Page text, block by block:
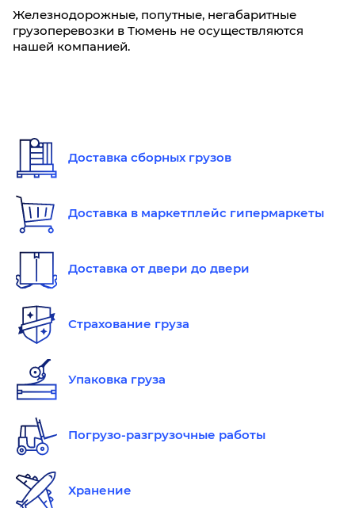
Железнодорожные, попутные, негабаритные
грузоперевозки в Тюмень не осуществляются
нашей компанией.
Доставка сборных грузов
Доставка в маркетплейс гипермаркеты
Доставка от двери до двери
Страхование груза
Упаковка груза
Погрузо-разгрузочные работы
Хранение